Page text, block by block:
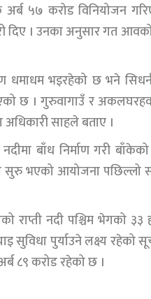
५७ करोड विनियोजन
दिए । उनका अनुसार गत
धमाधम भइरहेको छ भने
छ । गुरुवागाउँ र
साहले बताए ।
बाँध निर्माण गरी
सुरु भएको आयोजना
राप्ती नदी पश्चिम भेगको
सुविधा पुर्याउने लक्ष्य
८९ करोड रहेको छ ।